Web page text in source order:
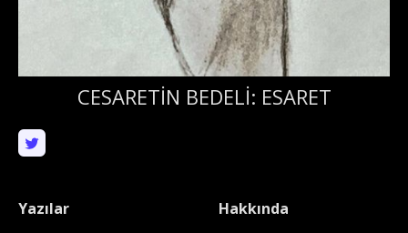
CESARETİN BEDELİ: ESARET
Yazılar
Hakkında